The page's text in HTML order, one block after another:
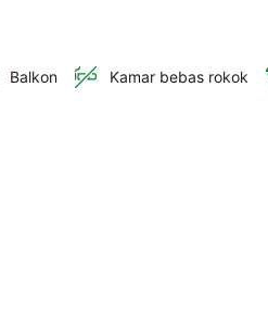
Balkon Kamar bebas rokok